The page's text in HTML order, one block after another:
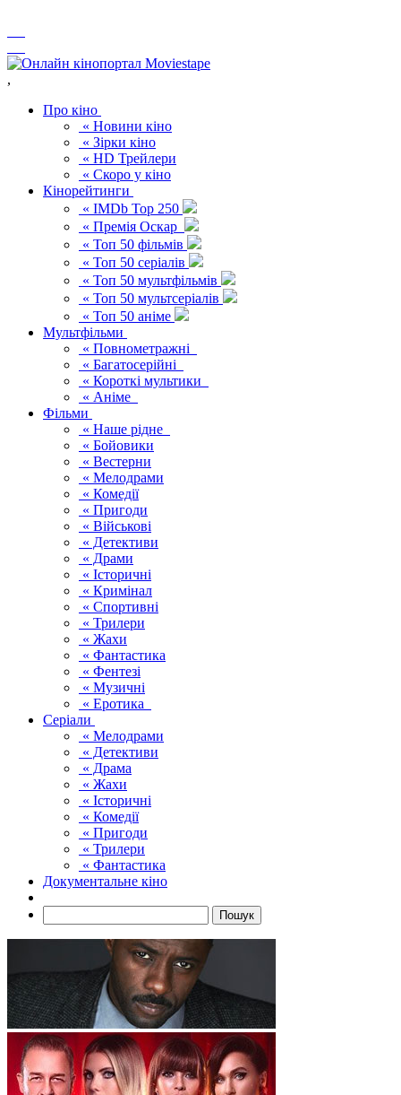
,
Про кіно
« Новини кіно
« Зірки кіно
« HD Трейлери
« Скоро у кіно
Кінорейтинги
« IMDb Top 250
« Премія Оскар
« Топ 50 фільмів
« Топ 50 серіалів
« Топ 50 мультфільмів
« Топ 50 мультсеріалів
« Топ 50 аніме
Мультфільми
« Повнометражні
« Багатосерійні
« Короткі мультики
« Аніме
Фільми
« Наше рідне
« Бойовики
« Вестерни
« Мелодрами
« Комедії
« Пригоди
« Військові
« Детективи
« Драми
« Історичні
« Кримінал
« Спортивні
« Трилери
« Жахи
« Фантастика
« Фентезі
« Музичні
« Еротика
Серіали
« Мелодрами
« Детективи
« Драма
« Жахи
« Історичні
« Комедії
« Пригоди
« Трилери
« Фантастика
Документальне кіно
Пошук